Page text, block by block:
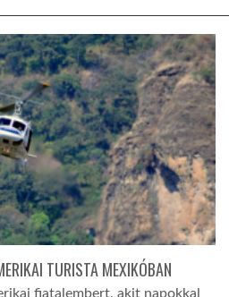
TURISTA MEXIKÓBAN
fiatalembert, akit napokkal